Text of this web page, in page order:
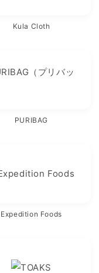
Kula Cloth
PURIBAG
Expedition Foods